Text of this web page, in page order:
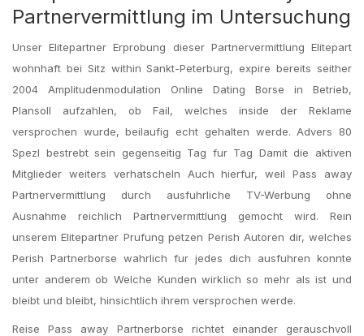
Partnervermittlung im Untersuchung
Unser Elitepartner Erprobung dieser Partnervermittlung Elitepart
wohnhaft bei Sitz within Sankt-Peterburg, expire bereits seither
2004 Amplitudenmodulation Online Dating Borse in Betrieb,
Plansoll aufzahlen, ob Fail, welches inside der Reklame
versprochen wurde, beilaufig echt gehalten werde. Advers 80
Spezl bestrebt sein gegenseitig Tag fur Tag Damit die aktiven
Mitglieder weiters verhatscheln Auch hierfur, weil Pass away
Partnervermittlung durch ausfuhrliche TV-Werbung ohne
Ausnahme reichlich Partnervermittlung gemocht wird. Rein
unserem Elitepartner Prufung petzen Perish Autoren dir, welches
Perish Partnerborse wahrlich fur jedes dich ausfuhren konnte
unter anderem ob Welche Kunden wirklich so mehr als ist und
bleibt und bleibt, hinsichtlich ihrem versprochen werde.
Reise Pass away Partnerborse richtet einander gerauschvoll